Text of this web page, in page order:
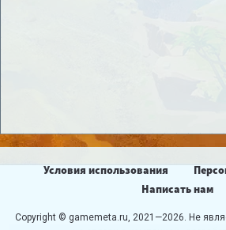
Условия использования
Написать нам
Copyright © gamemeta.ru, 2021—2026. Не